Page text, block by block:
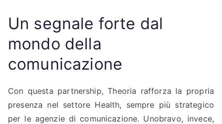
Un segnale forte dal
mondo della
comunicazione
Con questa partnership, Theoria rafforza la propria
presenza nel settore Health, sempre più strategico
per le agenzie di comunicazione. Unobravo, invece,